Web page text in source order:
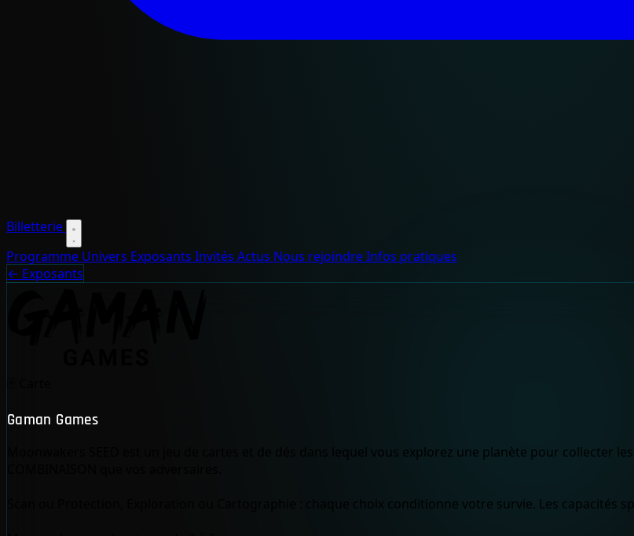
Billetterie
Programme Univers Exposants Invités Actus Nous rejoindreInfos pratiques
← Exposants
Gaman Games
Moonwakers SEED est un jeu de cartes et de dés dans lequel vous explorez une planète pour collecter
Scan ou Protection, Exploration ou Cartographie : chaque choix conditionne votre survie. Les capacités